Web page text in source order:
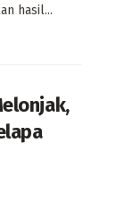
hasil...